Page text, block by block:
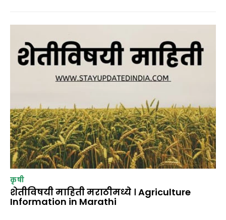
कृषी
शेतीविषयी माहिती मराठीमध्ये । Agriculture
Information in Marathi